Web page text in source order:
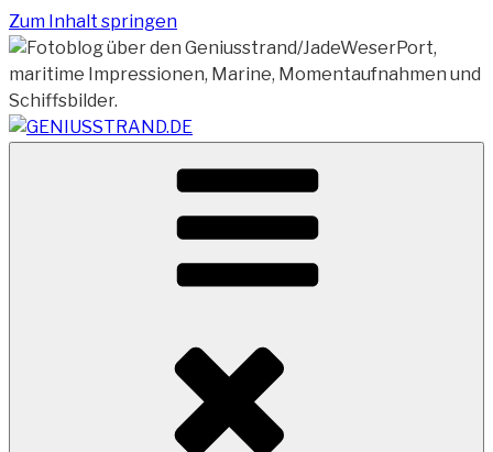
Zum Inhalt springen
GENIUSSTRAND.DE
Vom Geniusstrand zum JadeWeserPort/Container
Terminal Wilhelmshaven